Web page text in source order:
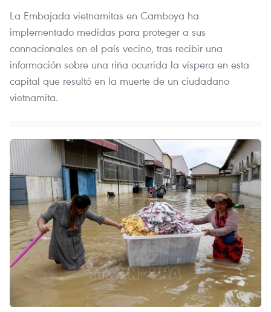
La Embajada vietnamitas en Camboya ha
implementado medidas para proteger a sus
connacionales en el país vecino, tras recibir una
información sobre una riña ocurrida la víspera en esta
capital que resultó en la muerte de un ciudadano
vietnamita.